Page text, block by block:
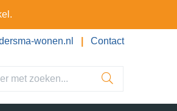
wonen.nl Contact